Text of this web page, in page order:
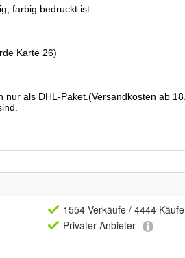
1554 Verkäufe / 4444 Käufe
Privater Anbieter